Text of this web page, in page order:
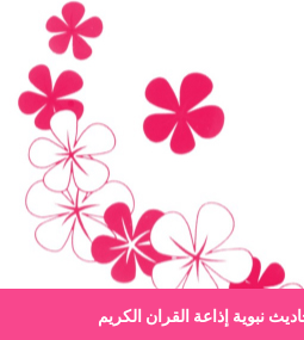
نبوية إذاعة القران الكريم